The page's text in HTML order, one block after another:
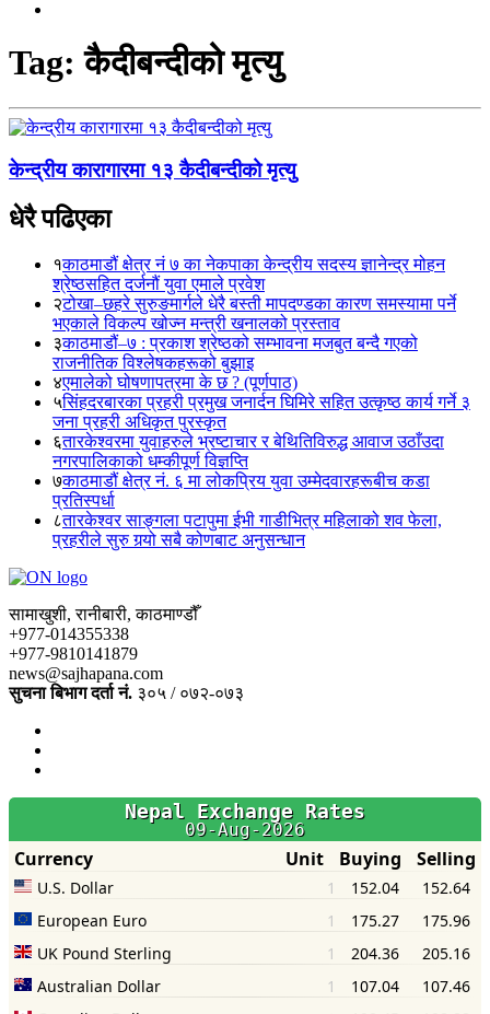
Tag:कैदीबन्दीको मृत्यु
केन्द्रीय कारागारमा १३ कैदीबन्दीको मृत्यु
धेरै पढिएका
१काठमाडौं क्षेत्र नं ७ का नेकपाका केन्द्रीय सदस्य ज्ञानेन्द्र मोहन
श्रेष्ठसहित दर्जनौं युवा एमाले प्रवेश
२टोखा–छहरे सुरुङमार्गले धेरै बस्ती मापदण्डका कारण समस्यामा पर्ने
भएकाले विकल्प खोज्न मन्त्री खनालको प्रस्ताव
३काठमाडौं–७ : प्रकाश श्रेष्ठको सम्भावना मजबुत बन्दै गएको
राजनीतिक विश्लेषकहरूको बुझाइ
४एमालेको घोषणापत्रमा के छ ? (पूर्णपाठ)
५सिंहदरबारका प्रहरी प्रमुख जनार्दन घिमिरे सहित उत्कृष्ठ कार्य गर्ने ३
जना प्रहरी अधिकृत पुरस्कृत
६तारकेश्वरमा युवाहरुले भ्रष्टाचार र बेथितिविरुद्ध आवाज उठाँउदा
नगरपालिकाको धम्कीपूर्ण विज्ञप्ति
७काठमाडौं क्षेत्र नं. ६ मा लोकप्रिय युवा उम्मेदवारहरूबीच कडा
प्रतिस्पर्धा
८तारकेश्वर साङ्गला पटापुमा ईभी गाडीभित्र महिलाको शव फेला,
प्रहरीले सुरु गर्‍यो सबै कोणबाट अनुसन्धान
सामाखुशी, रानीबारी, काठमाण्डौँ
+977-014355338
+977-9810141879
news@sajhapana.com
सुचना बिभाग दर्ता नं. ३०५ / ०७२-०७३